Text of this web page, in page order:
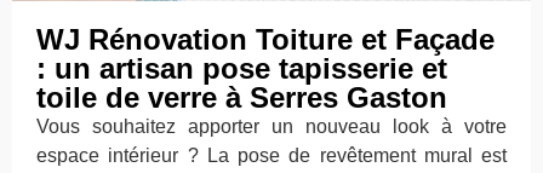
WJ Rénovation Toiture et Façade
: un artisan pose tapisserie et
toile de verre à Serres Gaston
Vous souhaitez apporter un nouveau look à votre
espace intérieur ? La pose de revêtement mural est